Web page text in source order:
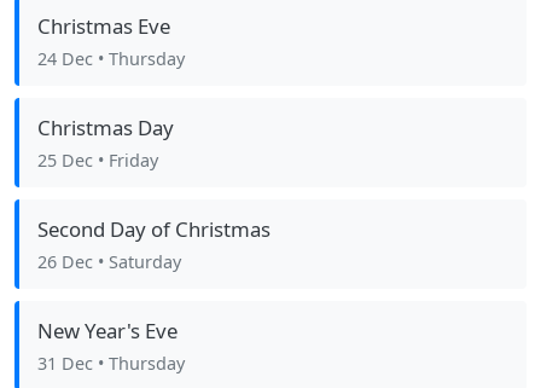
Christmas Eve
24 Dec • Thursday
Christmas Day
25 Dec • Friday
Second Day of Christmas
26 Dec • Saturday
New Year's Eve
31 Dec • Thursday